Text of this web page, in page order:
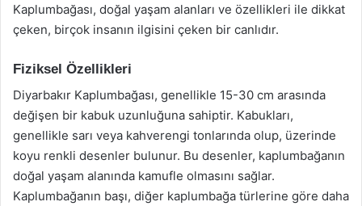
Kaplumbağası, doğal yaşam alanları ve özellikleri ile dikkat
çeken, birçok insanın ilgisini çeken bir canlıdır.
Fiziksel Özellikleri
Diyarbakır Kaplumbağası, genellikle 15-30 cm arasında
değişen bir kabuk uzunluğuna sahiptir. Kabukları,
genellikle sarı veya kahverengi tonlarında olup, üzerinde
koyu renkli desenler bulunur. Bu desenler, kaplumbağanın
doğal yaşam alanında kamufle olmasını sağlar.
Kaplumbağanın başı, diğer kaplumbağa türlerine göre daha